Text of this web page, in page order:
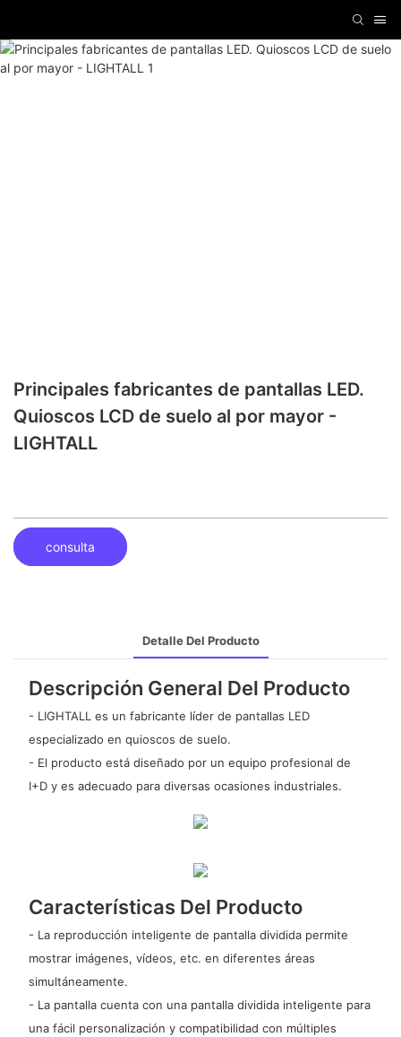
Principales fabricantes de pantallas LED.
Quioscos LCD de suelo al por mayor -
LIGHTALL
consulta
Detalle Del Producto
Descripción General Del Producto
- LIGHTALL es un fabricante líder de pantallas LED
especializado en quioscos de suelo.
- El producto está diseñado por un equipo profesional de
I+D y es adecuado para diversas ocasiones industriales.
Características Del Producto
- La reproducción inteligente de pantalla dividida permite
mostrar imágenes, vídeos, etc. en diferentes áreas
simultáneamente.
- La pantalla cuenta con una pantalla dividida inteligente para
una fácil personalización y compatibilidad con múltiples